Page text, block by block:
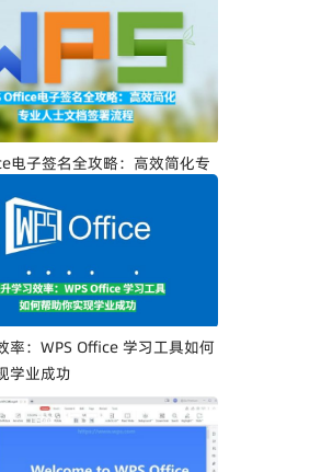
电子签名全攻略：高效简化专
率：WPS Office 学习工具如何
学业成功